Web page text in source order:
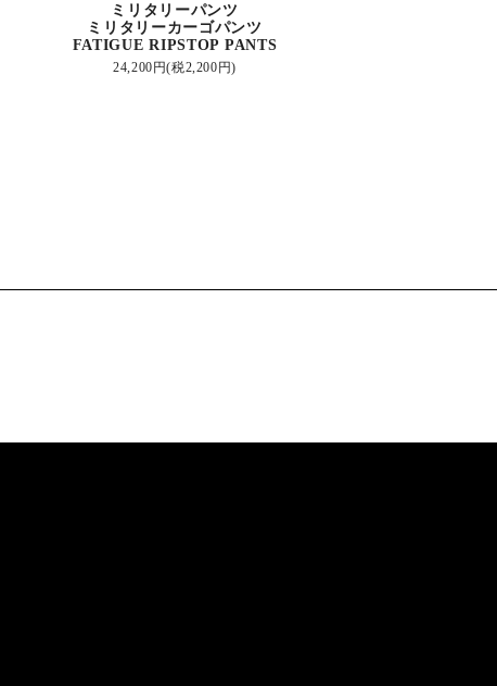
ミリタリーパンツ
ミリタリーカーゴパンツ
FATIGUE RIPSTOP PANTS
24,200円(税2,200円)